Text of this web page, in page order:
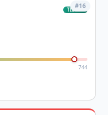
#16
TIER-1
744